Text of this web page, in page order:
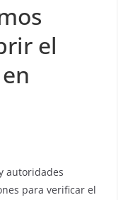
el
autoridades
para verificar el